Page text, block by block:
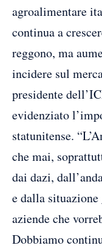
agroalimentare
continua a
reggono, ma
incidere sul
presidente
evidenziato
statunitense.
che mai,
dai dazi,
e dalla
aziende che
Dobbiamo